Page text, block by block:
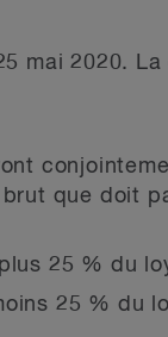
mai 2020.
que doit
25 % du
25 % du